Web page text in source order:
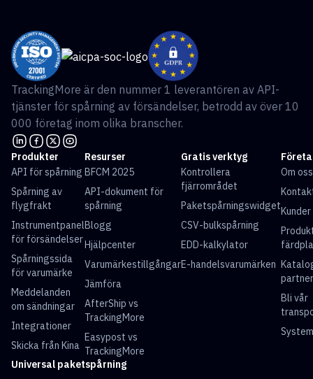
TrackingMore är den nummer 1 leverantören av API-
tjänster för spårning av försändelser, betrodd av över 10
000 företag inom olika branscher.
Produkter
API för spårning
Spårning av
flygfrakt
Instrumentpanel
för försändelser
Spårningssida
för varumärke
Meddelanden
om sändningar
Integrationer
Skicka från Kina
Resurser
BFCM 2025
API-dokument för
spårning
Blogg
Hjälpcenter
Varumärkestillgångar
Jämföra
AfterShip vs
TrackingMore
Easypost vs
TrackingMore
Gratis verktyg
Kontrollera
fjärrområdet
Paketspårningswidget
CSV-bulkspårning
EDD-kalkylator
E-handelsvarumärken
Om oss
Kunder
partner
Bli vår
Universal paketspårning